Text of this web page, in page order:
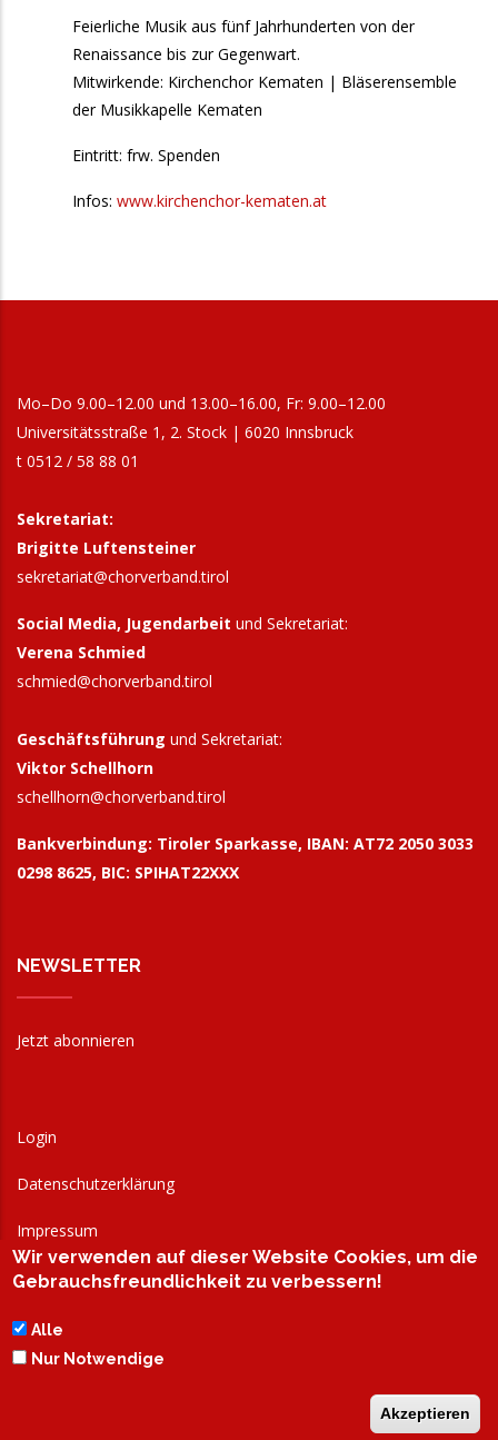
Feierliche Musik aus fünf Jahrhunderten von der
Renaissance bis zur Gegenwart.
Mitwirkende: Kirchenchor Kematen | Bläserensemble
der Musikkapelle Kematen
Eintritt: frw. Spenden
Infos: www.kirchenchor-kematen.at
Mo–Do 9.00–12.00 und 13.00–16.00, Fr: 9.00–12.00
Universitätsstraße 1, 2. Stock | 6020 Innsbruck
t 0512 / 58 88 01
Sekretariat:
Brigitte Luftensteiner
sekretariat@chorverband.tirol
Social Media, Jugendarbeit und Sekretariat:
Verena Schmied
schmied@chorverband.tirol
Geschäftsführung und Sekretariat:
Viktor Schellhorn
schellhorn@chorverband.tirol
Bankverbindung: Tiroler Sparkasse, IBAN: AT72 2050 3033
0298 8625, BIC: SPIHAT22XXX
NEWSLETTER
Jetzt abonnieren
Login
Datenschutzerklärung
Impressum
AGB
Wir verwenden auf dieser Website Cookies, um die
Gebrauchsfreundlichkeit zu verbessern!
Alle
Nur Notwendige
Akzeptieren